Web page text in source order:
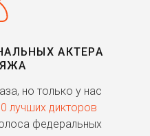
АКТЕРА
но только у нас
лучших дикторов
федеральных